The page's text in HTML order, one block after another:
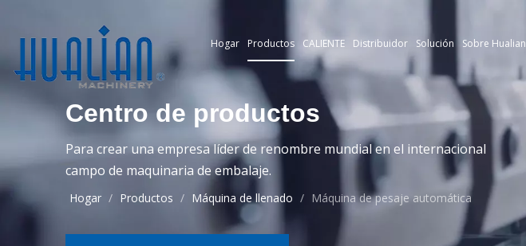
Hogar Productos CALIENTE Distribuidor Solución Sobre Hualian
Centro de productos
Para crear una empresa líder de renombre mundial en el internacional
campo de maquinaria de embalaje.
Hogar / Productos / Máquina de llenado / Máquina de pesaje automática